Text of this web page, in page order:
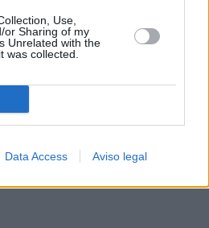
Use,
or Sharing of my
Unrelated with the
was collected.
Data Access Aviso legal